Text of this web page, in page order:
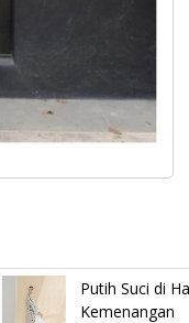
Putih Suci di
Kemenangan